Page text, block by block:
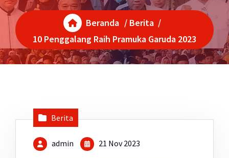
Beranda / Berita/
10 Penggalang Raih Pramuka Garuda 2023
Berita
admin 21 Nov 2023